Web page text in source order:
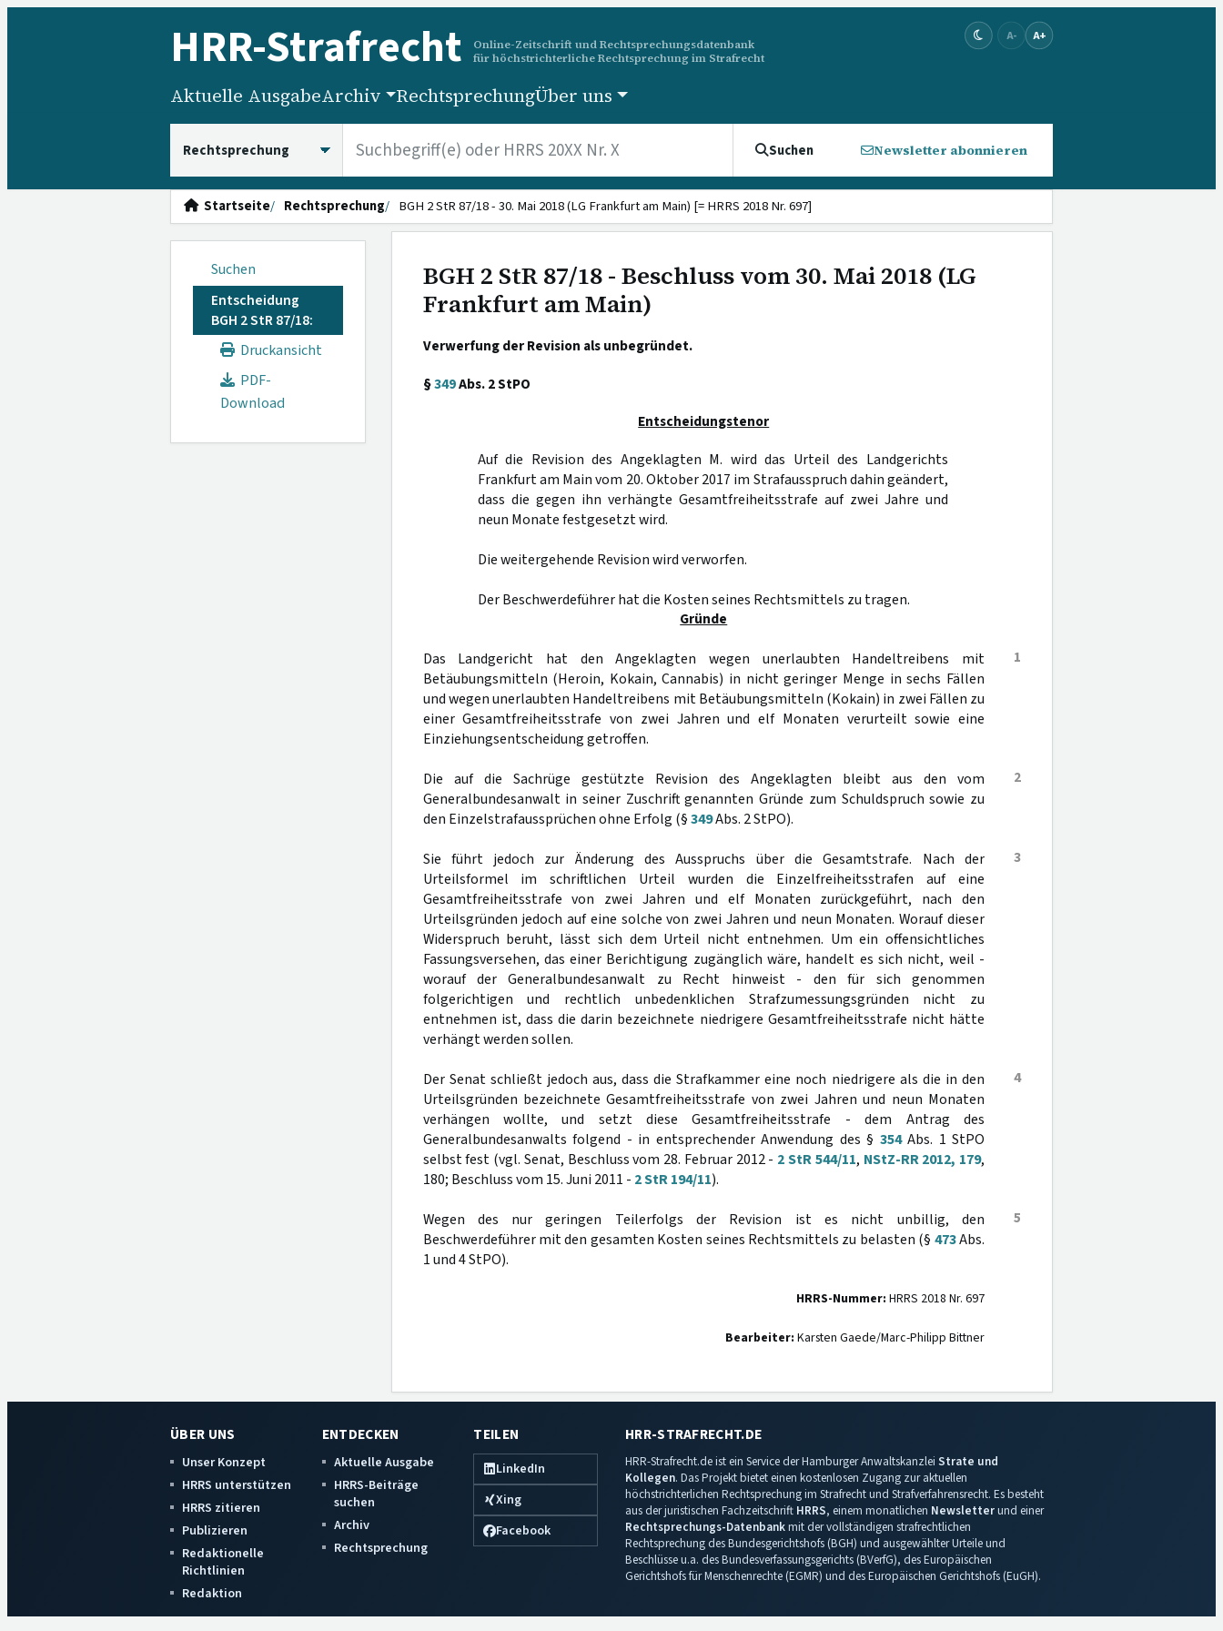
HRR-Strafrecht
Online-Zeitschrift und Rechtsprechungsdatenbank
für höchstrichterliche Rechtsprechung im Strafrecht
A- A+
Aktuelle AusgabeArchiv RechtsprechungÜber uns
Suchen Newsletter abonnieren
Startseite Rechtsprechung BGH 2 StR 87/18 - 30. Mai 2018 (LG Frankfurt am Main) [= HRRS 2018 Nr. 697]
Suchen
Entscheidung
BGH 2 StR 87/18:
Druckansicht
PDF-
Download
BGH 2 StR 87/18 - Beschluss vom 30. Mai 2018 (LG
Frankfurt am Main)
Verwerfung der Revision als unbegründet.
§349Abs. 2 StPO
Entscheidungstenor
Auf die Revision des Angeklagten M. wird das Urteil des Landgerichts
Frankfurt am Main vom 20. Oktober 2017 im Strafausspruch dahin geändert,
dass die gegen ihn verhängte Gesamtfreiheitsstrafe auf zwei Jahre und
neun Monate festgesetzt wird.
Die weitergehende Revision wird verworfen.
Der Beschwerdeführer hat die Kosten seines Rechtsmittels zu tragen.
Gründe
1
Das Landgericht hat den Angeklagten wegen unerlaubten Handeltreibens mit
Betäubungsmitteln (Heroin, Kokain, Cannabis) in nicht geringer Menge in sechs Fällen
und wegen unerlaubten Handeltreibens mit Betäubungsmitteln (Kokain) in zwei Fällen zu
einer Gesamtfreiheitsstrafe von zwei Jahren und elf Monaten verurteilt sowie eine
Einziehungsentscheidung getroffen.
2
Die auf die Sachrüge gestützte Revision des Angeklagten bleibt aus den vom
Generalbundesanwalt in seiner Zuschrift genannten Gründe zum Schuldspruch sowie zu
den Einzelstrafaussprüchen ohne Erfolg (§349Abs. 2 StPO).
3
Sie führt jedoch zur Änderung des Ausspruchs über die Gesamtstrafe. Nach der
Urteilsformel im schriftlichen Urteil wurden die Einzelfreiheitsstrafen auf eine
Gesamtfreiheitsstrafe von zwei Jahren und elf Monaten zurückgeführt, nach den
Urteilsgründen jedoch auf eine solche von zwei Jahren und neun Monaten. Worauf dieser
Widerspruch beruht, lässt sich dem Urteil nicht entnehmen. Um ein offensichtliches
Fassungsversehen, das einer Berichtigung zugänglich wäre, handelt es sich nicht, weil -
worauf der Generalbundesanwalt zu Recht hinweist - den für sich genommen
folgerichtigen und rechtlich unbedenklichen Strafzumessungsgründen nicht zu
entnehmen ist, dass die darin bezeichnete niedrigere Gesamtfreiheitsstrafe nicht hätte
verhängt werden sollen.
4
Der Senat schließt jedoch aus, dass die Strafkammer eine noch niedrigere als die in den
Urteilsgründen bezeichnete Gesamtfreiheitsstrafe von zwei Jahren und neun Monaten
verhängen wollte, und setzt diese Gesamtfreiheitsstrafe - dem Antrag des
Generalbundesanwalts folgend - in entsprechender Anwendung des § 354Abs. 1 StPO
selbst fest (vgl. Senat, Beschluss vom 28. Februar 2012 - 2 StR 544/11, NStZ-RR 2012, 179,
180; Beschluss vom 15. Juni 2011 - 2 StR 194/11).
5
Wegen des nur geringen Teilerfolgs der Revision ist es nicht unbillig, den
Beschwerdeführer mit den gesamten Kosten seines Rechtsmittels zu belasten (§ 473Abs.
1 und 4 StPO).
HRRS-Nummer: HRRS 2018 Nr. 697
Bearbeiter: Karsten Gaede/Marc-Philipp Bittner
ÜBER UNS
Unser Konzept
HRRS unterstützen
HRRS zitieren
Publizieren
Redaktionelle
Richtlinien
Redaktion
ENTDECKEN
Aktuelle Ausgabe
HRRS-Beiträge
suchen
Archiv
Rechtsprechung
TEILEN
LinkedIn
Xing
Facebook
HRR-STRAFRECHT.DE
HRR-Strafrecht.de ist ein Service der Hamburger Anwaltskanzlei Strate und
Kollegen. Das Projekt bietet einen kostenlosen Zugang zur aktuellen
höchstrichterlichen Rechtsprechung im Strafrecht und Strafverfahrensrecht. Es besteht
aus der juristischen Fachzeitschrift HRRS, einem monatlichen Newsletterund einer
Rechtsprechungs-Datenbankmit der vollständigen strafrechtlichen
Rechtsprechung des Bundesgerichtshofs (BGH) und ausgewählter Urteile und
Beschlüsse u.a. des Bundesverfassungsgerichts (BVerfG), des Europäischen
Gerichtshofs für Menschenrechte (EGMR) und des Europäischen Gerichtshofs (EuGH).